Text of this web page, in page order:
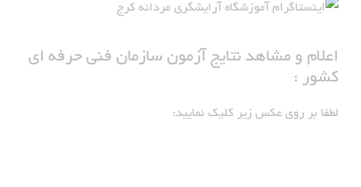
اعلام و مشاهد نتایج آزمون سازمان فنی حرفه ای
کشور :
لطفا بر روی عکس زیر کلیک نمایید: